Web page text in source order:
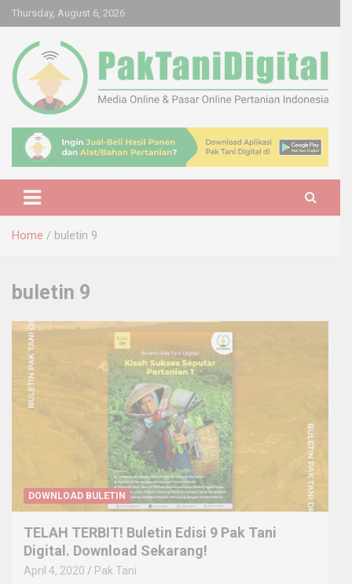
Skip
to
content
Thursday, August 6, 2026
Pak Tani Digital
Home buletin 9
buletin 9
DOWNLOAD BULETIN
TELAH TERBIT! Buletin Edisi 9 Pak Tani
Digital. Download Sekarang!
April 4, 2020 Pak Tani